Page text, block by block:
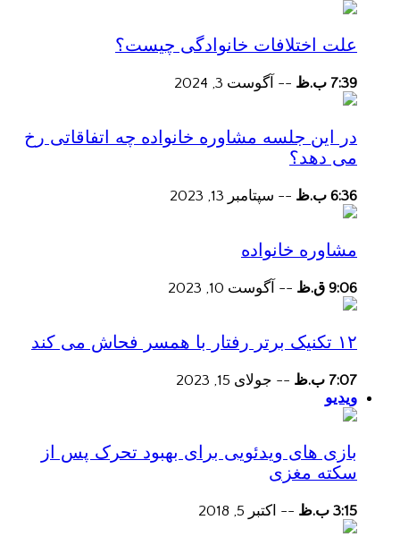
علت اختلافات خانوادگی چیست؟
7:39 ب.ظ -- آگوست 3, 2024
در این جلسه مشاوره خانواده چه اتفاقاتی رخ
می دهد؟
6:36 ب.ظ -- سپتامبر 13, 2023
مشاوره خانواده
9:06 ق.ظ -- آگوست 10, 2023
۱۲ تکنیک برتر رفتار با همسر فحاش می کند
7:07 ب.ظ -- جولای 15, 2023
ویدیو
بازی های ویدئویی برای بهبود تحرک پس از
سکته مغزی
3:15 ب.ظ -- اکتبر 5, 2018